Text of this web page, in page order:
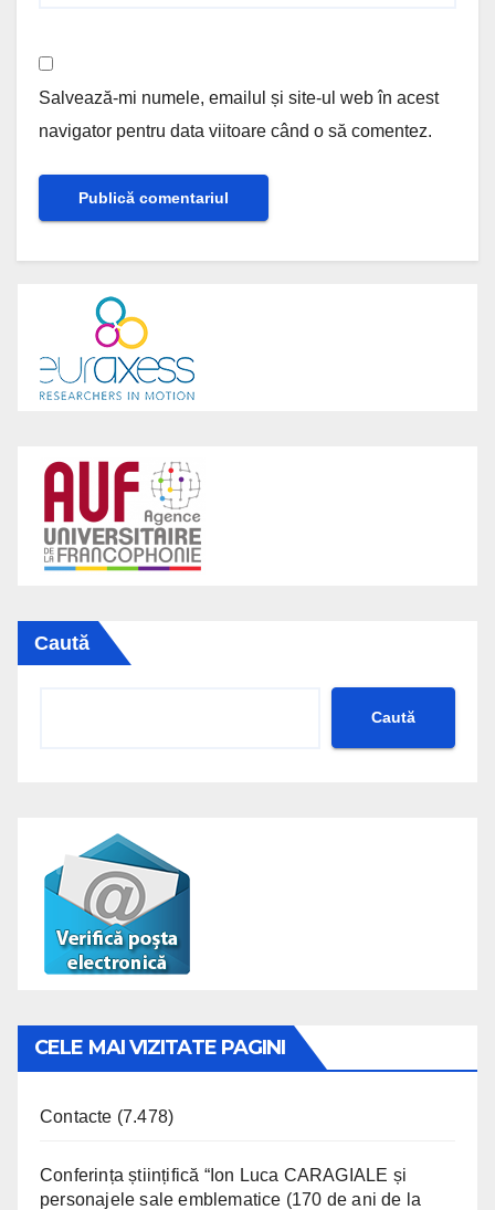
Salvează-mi numele, emailul și site-ul web în acest
navigator pentru data viitoare când o să comentez.
Caută
Caută
CELE MAI VIZITATE PAGINI
Contacte (7.478)
Conferința științifică “Ion Luca CARAGIALE și
personajele sale emblematice (170 de ani de la